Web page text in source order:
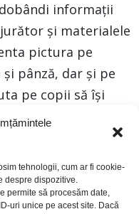
tehnologii, cum ar fi cookie-
despre dispozitive.
permite să procesăm date,
uri unice pe acest site. Dacă
informații
și materialele
pictura pe
pânză, dar și pe
pe copii să își
și imaginația,
artistică de